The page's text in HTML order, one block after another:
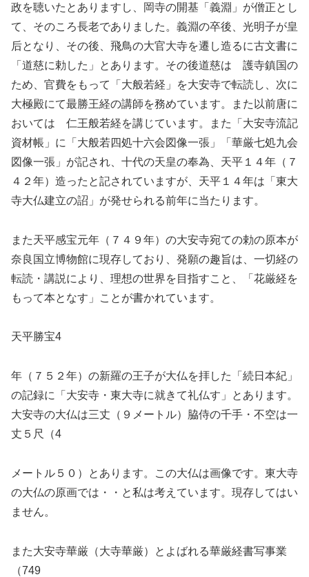
政を聴いたとありますし、岡寺の開基「義淵」が僧正とし
て、そのころ長老でありました。義淵の卒後、光明子が皇
后となり、その後、飛鳥の大官大寺を遷し造るに古文書に
「道慈に勅した」とあります。その後道慈は 護寺鎮国の
ため、官費をもって「大般若経」を大安寺で転読し、次に
大極殿にて最勝王経の講師を務めています。また以前唐に
おいては 仁王般若経を講じています。また「大安寺流記
資材帳」に「大般若四処十六会図像一張」「華厳七処九会
図像一張」が記され、十代の天皇の奉為、天平１４年（７
４２年）造ったと記されていますが、天平１４年は「東大
寺大仏建立の詔」が発せられる前年に当たります。
また天平感宝元年（７４９年）の大安寺宛ての勅の原本が
奈良国立博物館に現存しており、発願の趣旨は、一切経の
転読・講説により、理想の世界を目指すこと、「花厳経を
もって本となす」ことが書かれています。
天平勝宝4
年（７５２年）の新羅の王子が大仏を拝した「続日本紀」
の記録に「大安寺・東大寺に就きて礼仏す」とあります。
大安寺の大仏は三丈（９メートル）脇侍の千手・不空は一
丈５尺（4
メートル５０）とあります。この大仏は画像です。東大寺
の大仏の原画では・・と私は考えています。現存してはい
ません。
また大安寺華厳（大寺華厳）とよばれる華厳経書写事業
（749